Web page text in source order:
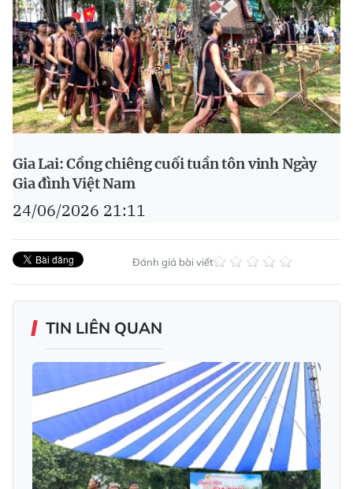
Gia Lai: Cồng chiêng cuối tuần tôn vinh Ngày
Gia đình Việt Nam
24/06/2026 21:11
Đánh giá bài viết
TIN LIÊN QUAN